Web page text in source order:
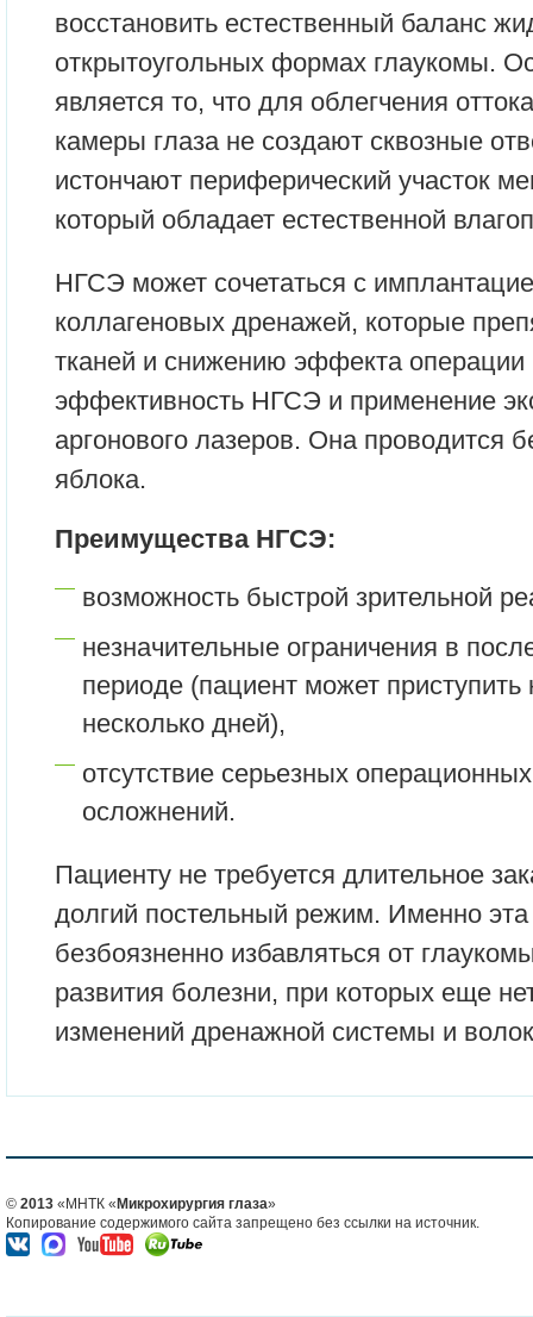
восстановить естественный баланс
открытоугольных формах глаукомы.
является то, что для облегчения
камеры глаза не создают сквозные
истончают периферический участок
который обладает естественной
НГСЭ может сочетаться с
коллагеновых дренажей, которые
тканей и снижению эффекта
эффективность НГСЭ и применение
аргонового лазеров. Она проводится
яблока.
Преимущества НГСЭ:
возможность быстрой зрительной
незначительные ограничения в
периоде (пациент может приступить
несколько дней),
отсутствие серьезных
осложнений.
Пациенту не требуется длительное
долгий постельный режим. Именно
безбоязненно избавляться от
развития болезни, при которых еще
изменений дренажной системы и
© 2013 «МНТК « Микрохирургия глаза»
Копирование содержимого сайта запрещено без ссылки на источник.